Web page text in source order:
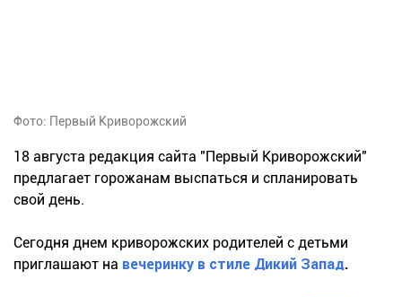
Фото: Первый Криворожский
18 августа редакция сайта "Первый Криворожский"
предлагает горожанам выспаться и спланировать
свой день.
Сегодня днем криворожских родителей с детьми
приглашают на вечеринку в стиле Дикий Запад.